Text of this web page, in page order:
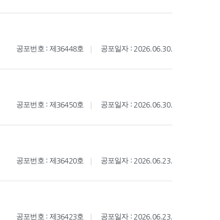
공포번호 : 제36448호 공포일자 : 2026.06.30.
공포번호 : 제36450호 공포일자 : 2026.06.30.
공포번호 : 제36420호 공포일자 : 2026.06.23.
공포번호 : 제36423호 공포일자 : 2026.06.23.